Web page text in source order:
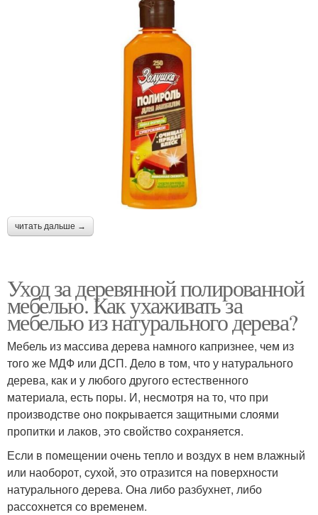
читать дальше →
Уход за деревянной полированной
мебелью. Как ухаживать за
мебелью из натурального дерева?
Мебель из массива дерева намного капризнее, чем из
того же МДФ или ДСП. Дело в том, что у натурального
дерева, как и у любого другого естественного
материала, есть поры. И, несмотря на то, что при
производстве оно покрывается защитными слоями
пропитки и лаков, это свойство сохраняется.
Если в помещении очень тепло и воздух в нем влажный
или наоборот, сухой, это отразится на поверхности
натурального дерева. Она либо разбухнет, либо
рассохнется со временем.